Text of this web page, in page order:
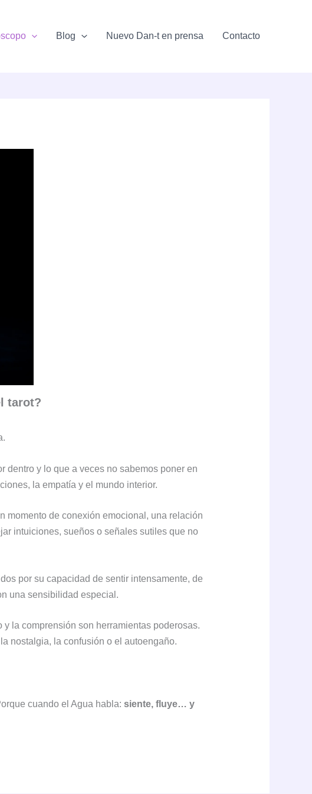
Blog Nuevo Dan-t en prensa Contacto
tarot?
dentro y lo que a veces no sabemos poner en
la empatía y el mundo interior.
momento de conexión emocional, una relación
intuiciones, sueños o señales sutiles que no
por su capacidad de sentir intensamente, de
una sensibilidad especial.
la comprensión son herramientas poderosas.
nostalgia, la confusión o el autoengaño.
cuando el Agua habla: siente, fluye… y